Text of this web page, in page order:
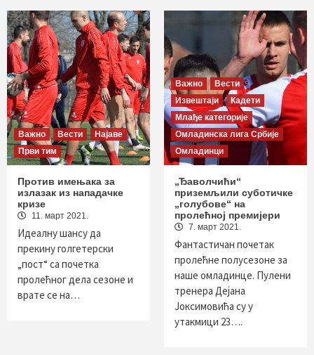
Важно Вести
Најаве
Први тим
Против имењака за
излазак из нападачке
кризе
11. март 2021.
Идеалну шансу да
прекину голгетерски
„пост“ са почетка
пролећног дела сезоне и
врате се на…
Важно
Вести
Извештаји
Кадети
Млађе категорије
Омладинска лига Србије
Омладинци
„Ђаволчићи“
приземљили суботичке
„голубове“ на
пролећној премијери
7. март 2021.
Фантастичан почетак
пролећне полусезоне за
наше омладинце. Пулени
тренера Дејана
Јоксимовића су у
утакмици 23….